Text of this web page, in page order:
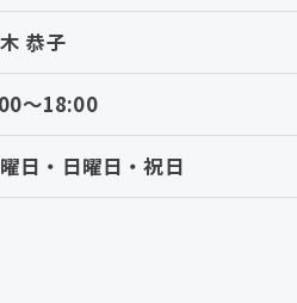
恭子
～18:00
日・日曜日・祝日